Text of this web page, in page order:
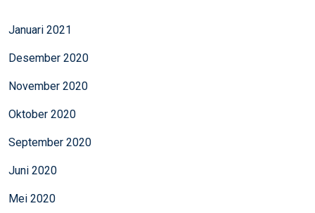
Januari 2021
Desember 2020
November 2020
Oktober 2020
September 2020
Juni 2020
Mei 2020